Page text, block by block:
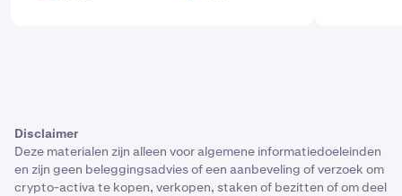
Disclaimer
Deze materialen zijn alleen voor algemene informatiedoeleinden
en zijn geen beleggingsadvies of een aanbeveling of verzoek om
crypto-activa te kopen, verkopen, staken of bezitten of om deel